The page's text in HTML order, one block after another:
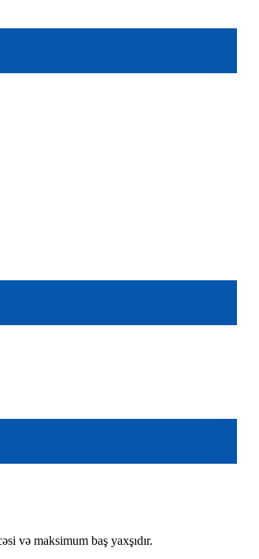
və maksimum baş yaxşıdır.